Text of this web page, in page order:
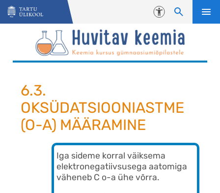
Liigu edasi põhisisu juurde
Juurdepääsetavus
6.3.
OKSÜDATSIOONIASTME
(O-A) MÄÄRAMINE
Iga sideme korral väiksema
elektronegatiivsusega aatomiga
väheneb C o-a ühe võrra.